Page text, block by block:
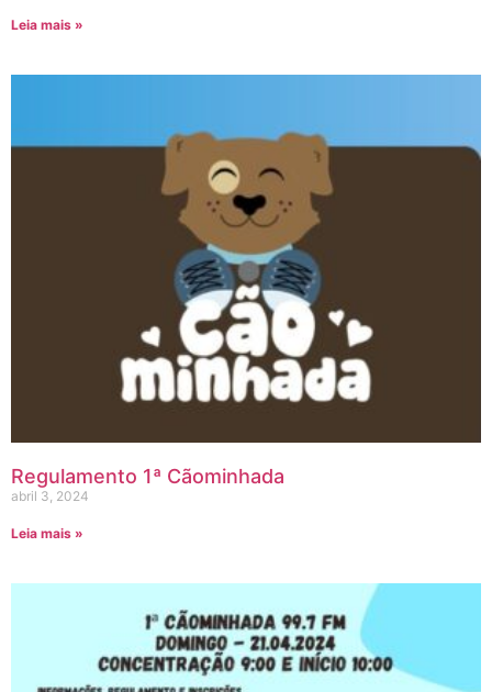
Leia mais »
Regulamento 1ª Cãominhada
abril 3, 2024
Leia mais »